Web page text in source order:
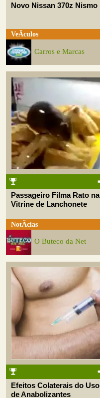
Novo Nissan 370z Nismo
VeÃ­culos
Carros e Marcas
Passageiro Filma Rato na
Vitrine de Lanchonete
NotÃ­cias
O Buteco da Net
Efeitos Colaterais do Uso
de Anabolizantes